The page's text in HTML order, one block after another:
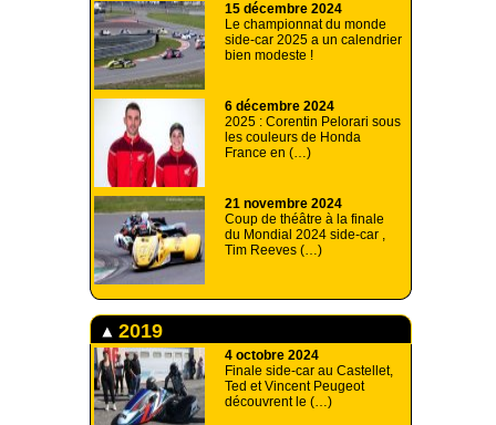
15 décembre 2024
Le championnat du monde
side-car 2025 a un calendrier
bien modeste !
6 décembre 2024
2025 : Corentin Pelorari sous
les couleurs de Honda
France en (…)
21 novembre 2024
Coup de théâtre à la finale
du Mondial 2024 side-car ,
Tim Reeves (…)
2019
4 octobre 2024
Finale side-car au Castellet,
Ted et Vincent Peugeot
découvrent le (…)